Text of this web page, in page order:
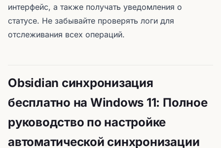
интерфейс, а также получать уведомления о
статусе. Не забывайте проверять логи для
отслеживания всех операций.
Obsidian синхронизация
бесплатно на Windows 11: Полное
руководство по настройке
автоматической синхронизации